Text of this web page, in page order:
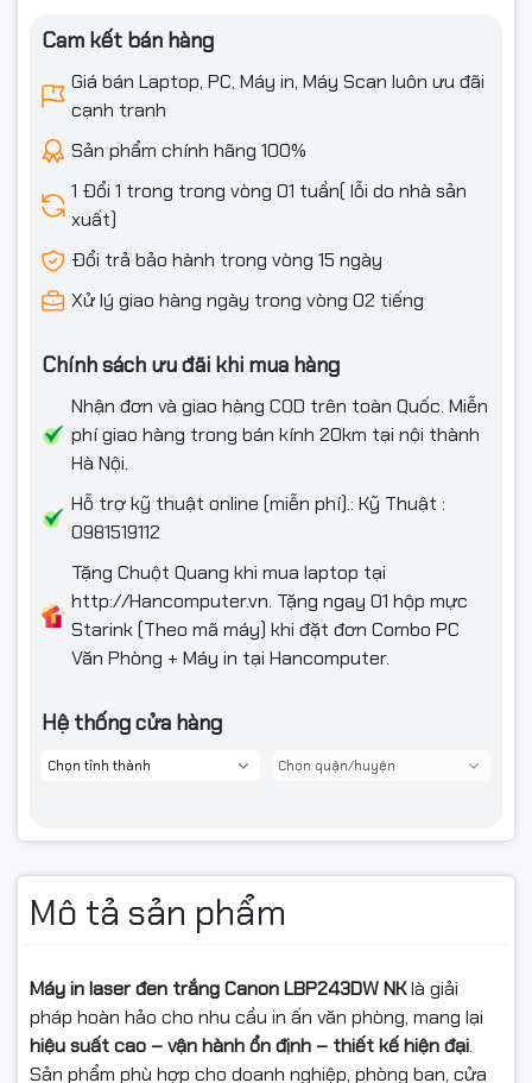
Cam kết bán hàng
Giá bán Laptop, PC, Máy in, Máy Scan luôn ưu đãi
cạnh tranh
Sản phẩm chính hãng 100%
1 Đổi 1 trong trong vòng 01 tuần( lỗi do nhà sản
xuất)
Đổi trả bảo hành trong vòng 15 ngày
Xử lý giao hàng ngày trong vòng 02 tiếng
Chính sách ưu đãi khi mua hàng
Nhận đơn và giao hàng COD trên toàn Quốc. Miễn
phí giao hàng trong bán kính 20km tại nội thành
Hà Nội.
Hỗ trợ kỹ thuật online (miễn phí).: Kỹ Thuật :
0981519112
Tặng Chuột Quang khi mua laptop tại
http://Hancomputer.vn. Tặng ngay 01 hộp mực
Starink (Theo mã máy) khi đặt đơn Combo PC
Văn Phòng + Máy in tại Hancomputer.
Hệ thống cửa hàng
Mô tả sản phẩm
Máy in laser đen trắng Canon LBP243DW NKlà giải
pháp hoàn hảo cho nhu cầu in ấn văn phòng, mang lại
hiệu suất cao – vận hành ổn định – thiết kế hiện đại.
Sản phẩm phù hợp cho doanh nghiệp, phòng ban, cửa